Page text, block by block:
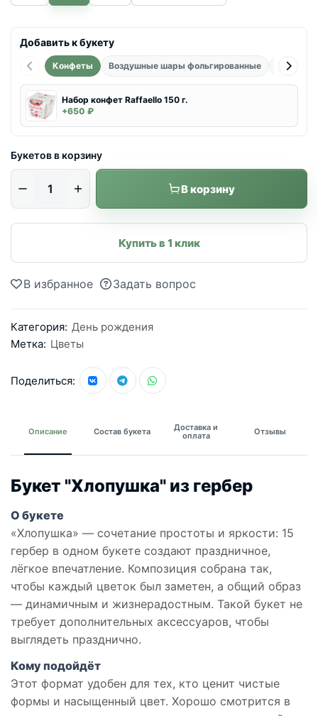
Добавить к букету
Конфеты Воздушные шары фольгированные
Набор конфет Raffaello 150 г.
+650 ₽
Букетов в корзину
В корзину
Купить в 1 клик
В избранное Задать вопрос
Категория: День рождения
Метка: Цветы
Поделиться:
Описание Состав букета
Доставка и
оплата
Отзывы
Букет "Хлопушка" из гербер
О букете
«Хлопушка» — сочетание простоты и яркости: 15
гербер в одном букете создают праздничное,
лёгкое впечатление. Композиция собрана так,
чтобы каждый цветок был заметен, а общий образ
— динамичным и жизнерадостным. Такой букет не
требует дополнительных аксессуаров, чтобы
выглядеть празднично.
Кому подойдёт
Этот формат удобен для тех, кто ценит чистые
формы и насыщенный цвет. Хорошо смотрится в